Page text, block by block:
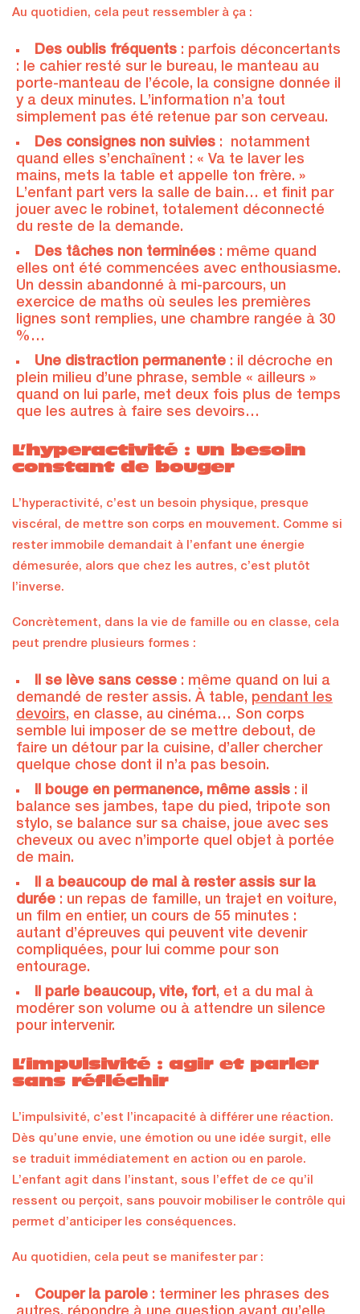
Au quotidien, cela peut ressembler à ça :
Des oublis fréquents : parfois déconcertants
: le cahier resté sur le bureau, le manteau au
porte-manteau de l’école, la consigne donnée il
y a deux minutes. L’information n’a tout
simplement pas été retenue par son cerveau.
Des consignes non suivies : notamment
quand elles s’enchaînent : « Va te laver les
mains, mets la table et appelle ton frère. »
L’enfant part vers la salle de bain… et finit par
jouer avec le robinet, totalement déconnecté
du reste de la demande.
Des tâches non terminées : même quand
elles ont été commencées avec enthousiasme.
Un dessin abandonné à mi-parcours, un
exercice de maths où seules les premières
lignes sont remplies, une chambre rangée à 30
%…
Une distraction permanente : il décroche en
plein milieu d’une phrase, semble « ailleurs »
quand on lui parle, met deux fois plus de temps
que les autres à faire ses devoirs…
L’hyperactivité : un besoin
constant de bouger
L’hyperactivité, c’est un besoin physique, presque
viscéral, de mettre son corps en mouvement. Comme si
rester immobile demandait à l’enfant une énergie
démesurée, alors que chez les autres, c’est plutôt
l’inverse.
Concrètement, dans la vie de famille ou en classe, cela
peut prendre plusieurs formes :
Il se lève sans cesse : même quand on lui a
demandé de rester assis. À table, pendant les
devoirs, en classe, au cinéma… Son corps
semble lui imposer de se mettre debout, de
faire un détour par la cuisine, d’aller chercher
quelque chose dont il n’a pas besoin.
Il bouge en permanence, même assis : il
balance ses jambes, tape du pied, tripote son
stylo, se balance sur sa chaise, joue avec ses
cheveux ou avec n’importe quel objet à portée
de main.
Il a beaucoup de mal à rester assis sur la
durée : un repas de famille, un trajet en voiture,
un film en entier, un cours de 55 minutes :
autant d’épreuves qui peuvent vite devenir
compliquées, pour lui comme pour son
entourage.
Il parle beaucoup, vite, fort, et a du mal à
modérer son volume ou à attendre un silence
pour intervenir.
L’impulsivité : agir et parler
sans réfléchir
L’impulsivité, c’est l’incapacité à différer une réaction.
Dès qu’une envie, une émotion ou une idée surgit, elle
se traduit immédiatement en action ou en parole.
L’enfant agit dans l’instant, sous l’effet de ce qu’il
ressent ou perçoit, sans pouvoir mobiliser le contrôle qui
permet d’anticiper les conséquences.
Au quotidien, cela peut se manifester par :
Couper la parole : terminer les phrases des